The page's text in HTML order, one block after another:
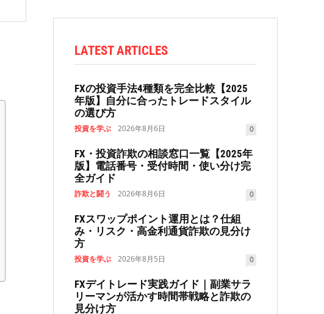
LATEST ARTICLES
FXの投資手法4種類を完全比較【2025
年版】自分に合ったトレードスタイル
の選び方
投資を学ぶ 2026年8月6日 0
FX・投資詐欺の相談窓口一覧【2025年
版】電話番号・受付時間・使い分け完
全ガイド
詐欺と闘う 2026年8月6日 0
FXスワップポイント運用とは？仕組
み・リスク・高金利通貨詐欺の見分け
方
投資を学ぶ 2026年8月5日 0
FXデイトレード実践ガイド｜副業サラ
リーマンが活かす時間帯戦略と詐欺の
見分け方